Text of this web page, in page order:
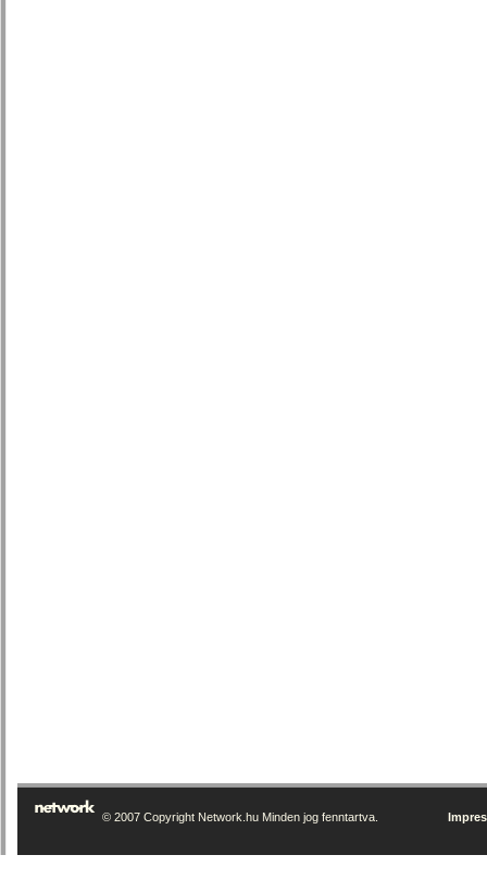
© 2007 Copyright Network.hu Minden jog fenntartva.